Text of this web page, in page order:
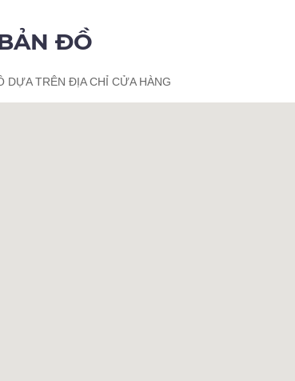
ĐỒ
DỰA TRÊN ĐỊA CHỈ CỬA HÀNG